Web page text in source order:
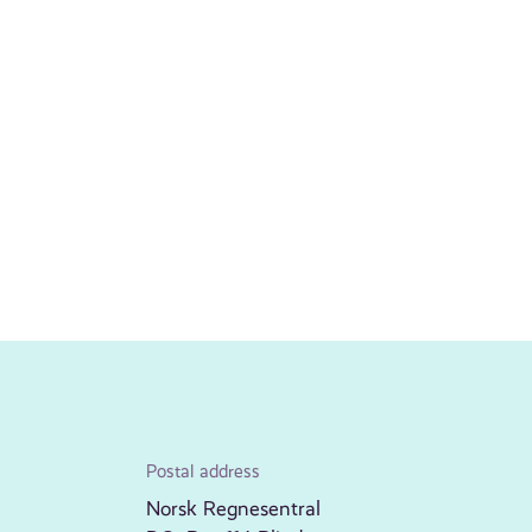
Postal address
Norsk Regnesentral